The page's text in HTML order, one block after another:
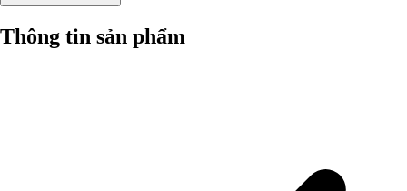
Thông tin sản phẩm